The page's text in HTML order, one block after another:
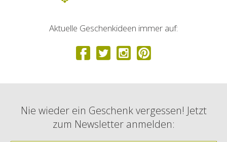
Aktuelle Geschenkideen immer auf:
Nie wieder ein Geschenk vergessen! Jetzt
zum Newsletter anmelden: